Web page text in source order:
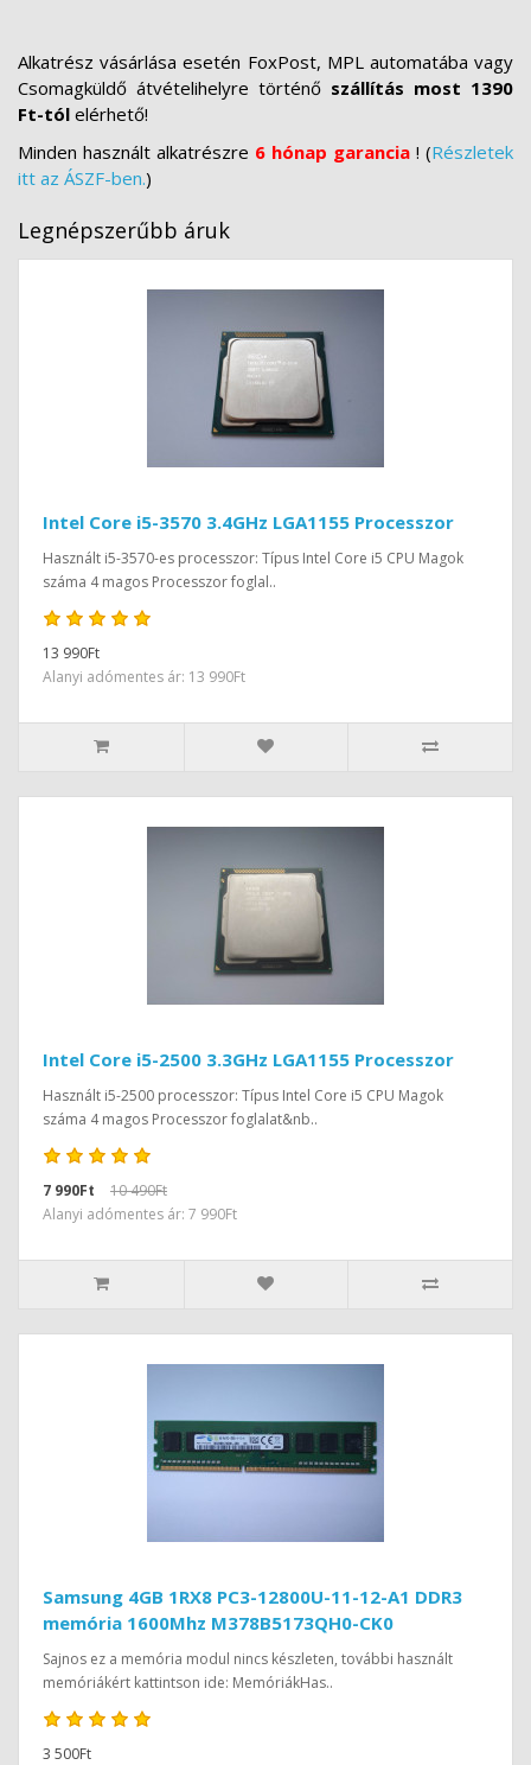
Alkatrész vásárlása esetén FoxPost, MPL automatába vagy
Csomagküldő átvételihelyre történő szállítás most 1390
Ft-tól elérhető!
Minden használt alkatrészre 6 hónap garancia ! (Részletek
itt az ÁSZF-ben.)
Legnépszerűbb áruk
Intel Core i5-3570 3.4GHz LGA1155 Processzor
Használt i5-3570-es processzor: Típus Intel Core i5 CPU Magok
száma 4 magos Processzor foglal..
13 990Ft
Alanyi adómentes ár: 13 990Ft
Intel Core i5-2500 3.3GHz LGA1155 Processzor
Használt i5-2500 processzor: Típus Intel Core i5 CPU Magok
száma 4 magos Processzor foglalat&nb..
7 990Ft
10 490Ft
Alanyi adómentes ár: 7 990Ft
Samsung 4GB 1RX8 PC3-12800U-11-12-A1 DDR3
memória 1600Mhz M378B5173QH0-CK0
Sajnos ez a memória modul nincs készleten, további használt
memóriákért kattintson ide: MemóriákHas..
3 500Ft